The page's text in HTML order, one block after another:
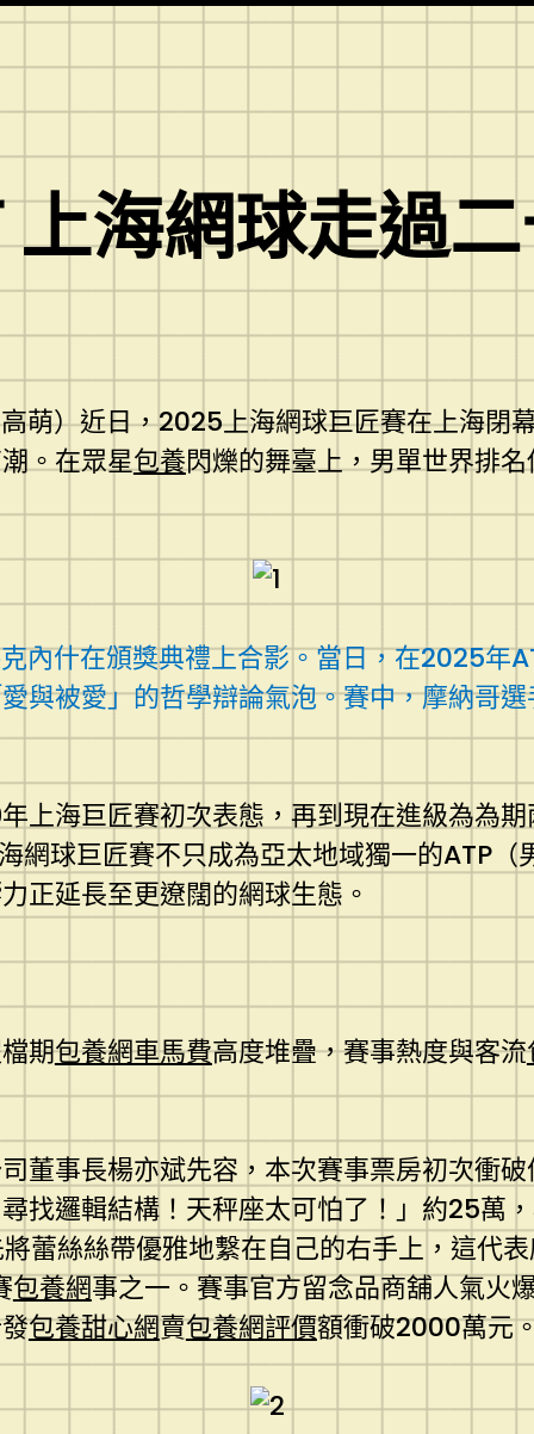
上海網球走過
萌）近日，2025上海網球巨匠賽在上海閉
。在眾星包養閃爍的舞臺上，男單世界排
內什在頒獎典禮上合影。當日，在2025年
與被愛」的哲學辯論氣泡。賽中，摩納哥
上海巨匠賽初次表態，再到現在進級為為期
網球巨匠賽不只成為亞太地域獨一的ATP
正延長至更遼闊的網球生態。
期包養網車馬費高度堆疊，賽事熱度與客流
董事長楊亦斌先容，本次賽事票房初次衝破
找邏輯結構！天秤座太可怕了！」約25萬
蕾絲絲帶優雅地繫在自己的右手上，這代
包養網事之一。賽事官方留念品商舖人氣火
包養甜心網賣包養網評價額衝破2000萬元